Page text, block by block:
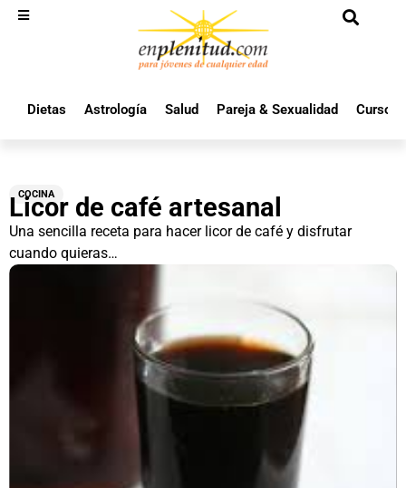
Dietas Astrología Salud Pareja & Sexualidad Cursos
COCINA
Licor de café artesanal
Una sencilla receta para hacer licor de café y disfrutar
cuando quieras…